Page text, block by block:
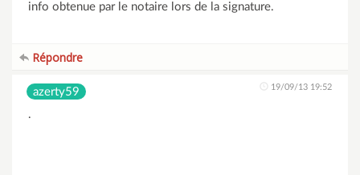
info obtenue par le notaire lors de la signature.
Répondre
azerty59 19/09/13 19:52
.